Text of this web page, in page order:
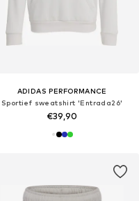
ADIDAS PERFORMANCE
Sportief sweatshirt 'Entrada26'
€39,90